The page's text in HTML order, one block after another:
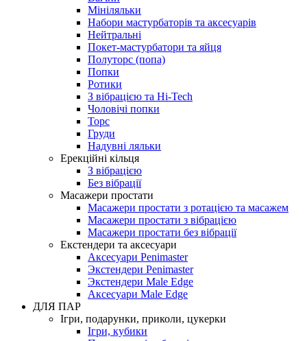
Мініляльки
Набори мастурбаторів та аксесуарів
Нейтральні
Покет-мастурбатори та яйця
Полуторс (попа)
Попки
Ротики
З вібрацією та Hi-Tech
Чоловічі попки
Торс
Груди
Надувні ляльки
Ерекційні кільця
З вібрацією
Без вібрації
Масажери простати
Масажери простати з ротацією та масажем
Масажери простати з вібрацією
Масажери простати без вібрації
Екстендери та аксесуари
Аксесуари Penimaster
Экстендери Penimaster
Экстендери Male Edge
Аксесуари Male Edge
ДЛЯ ПАР
Ігри, подарунки, приколи, цукерки
Ігри, кубики